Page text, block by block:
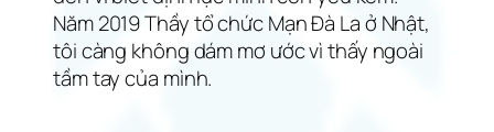
Năm 2019 Thầy tổ chức Mạn Đà La ở Nhật,
tôi càng không dám mơ ước vì thấy ngoài
tầm tay của mình.